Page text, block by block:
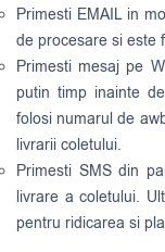
Primesti EMAIL in
de procesare si este
Primesti mesaj pe
putin timp inainte
folosi numarul de
livrarii coletului.
Primesti SMS din
livrare a coletului.
pentru ridicarea si